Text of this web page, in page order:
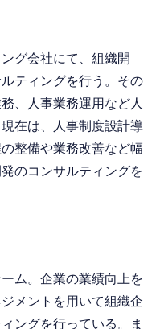
グ会社にて、組織開
ティングを行う。その
、人事業務運用など人
在は、人事制度設計導
整備や業務改善など幅
のコンサルティングを
ム。企業の業績向上を
メントを用いて組織企
ングを行っている。ま